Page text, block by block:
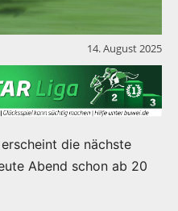
14. August 2025
die nächste
Abend schon ab 20